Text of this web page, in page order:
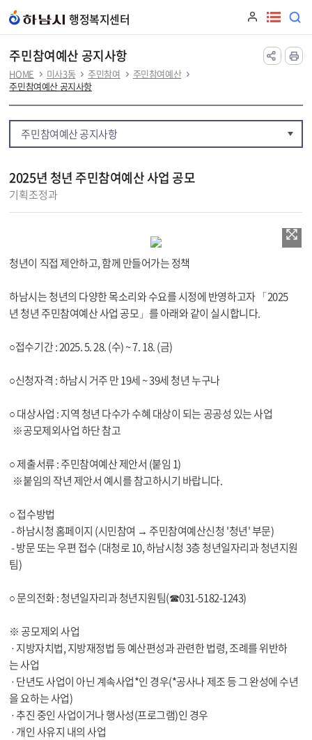
행정복지센터
주민참여예산 공지사항
HOME 미사3동 주민참여
주민참여예산
주민참여예산 공지사항
주민참여예산 공지사항
2025년 청년 주민참여예산 사업 공모
기획조정과
청년이 직접 제안하고, 함께 만들어가는 정책
하남시는 청년의 다양한 목소리와 수요를 시정에 반영하고자 「2025
년 청년 주민참여예산 사업 공모」를 아래와 같이 실시합니다.
○접수기간 : 2025. 5. 28. (수) ~ 7. 18. (금)
○신청자격 : 하남시 거주 만 19세 ~ 39세 청년 누구나
○ 대상사업 : 지역 청년 다수가 수혜 대상이 되는 공공성 있는 사업
※공모제외사업 하단 참고
○ 제출서류 : 주민참여예산 제안서 (붙임 1)
※붙임의 작년 제안서 예시를 참고하시기 바랍니다.
○ 접수방법
- 하남시청 홈페이지 (시민참여 → 주민참여예산신청 '청년' 부문)
- 방문 또는 우편 접수 (대청로 10, 하남시청 3층 청년일자리과 청년지원
팀)
○ 문의전화 : 청년일자리과 청년지원팀(☎031-5182-1243)
※ 공모제외 사업
· 지방자치법, 지방재정법 등 예산편성과 관련한 법령, 조례를 위반하
는 사업
· 단년도 사업이 아닌 계속사업*인 경우(*공사나 제조 등 그 완성에 수년
을 요하는 사업)
· 추진 중인 사업이거나 행사성(프로그램)인 경우
· 개인 사유지 내의 사업